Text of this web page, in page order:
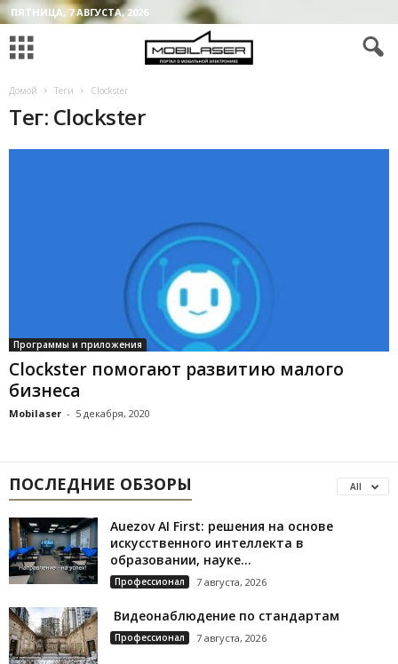
ПЯТНИЦА, 7 АВГУСТА, 2026
Домой Теги Clockster
Тег: Clockster
Программы и приложения
Clockster помогают развитию малого
бизнеса
Mobilaser - 5 декабря, 2020
ПОСЛЕДНИЕ ОБЗОРЫ All
Auezov AI First: решения на основе
искусственного интеллекта в
образовании, науке...
Профессионал 7 августа, 2026
Видеонаблюдение по стандартам
Профессионал 7 августа, 2026